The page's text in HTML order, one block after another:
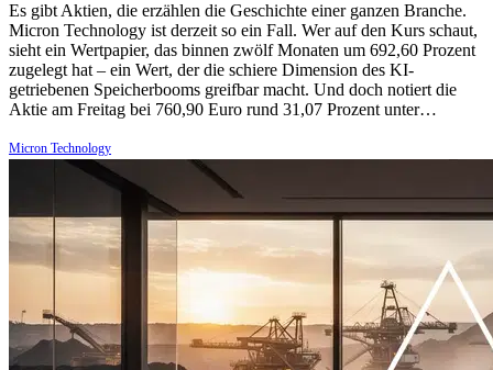
Es gibt Aktien, die erzählen die Geschichte einer ganzen Branche.
Micron Technology ist derzeit so ein Fall. Wer auf den Kurs schaut,
sieht ein Wertpapier, das binnen zwölf Monaten um 692,60 Prozent
zugelegt hat – ein Wert, der die schiere Dimension des KI-
getriebenen Speicherbooms greifbar macht. Und doch notiert die
Aktie am Freitag bei 760,90 Euro rund 31,07 Prozent unter…
Micron Technology